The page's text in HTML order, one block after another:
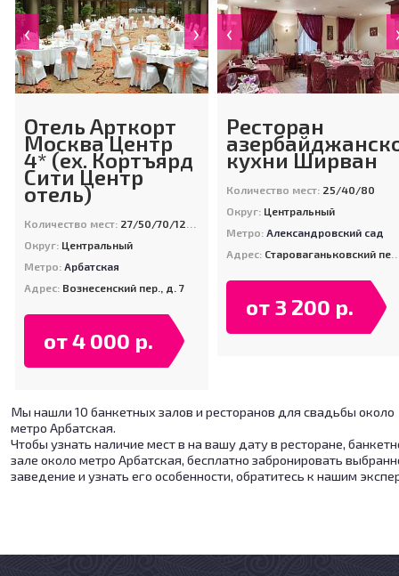
‹ ›
Отель Арткорт
Москва Центр
4* (ex. Кортъярд
Сити Центр
отель)
Количество мест: 27/50/70/120/150
Округ: Центральный
Метро:Арбатская
Адрес: Вознесенский пер., д. 7
от 4 000 р.
‹
Ресторан
кухни Ширван
Количество мест: 25/40/80
Округ: Центральный
Метро: Александровский сад
Адрес: Староваганьковский пер, д. 19, стр. 7
от 3 200 р.
Мы нашли 10 банкетных залов и ресторанов для свадьбы около
метро Арбатская.
Чтобы узнать наличие мест в на вашу дату в ресторане,
зале около метро Арбатская, бесплатно забронировать
заведение и узнать его особенности, обратитесь к нашим